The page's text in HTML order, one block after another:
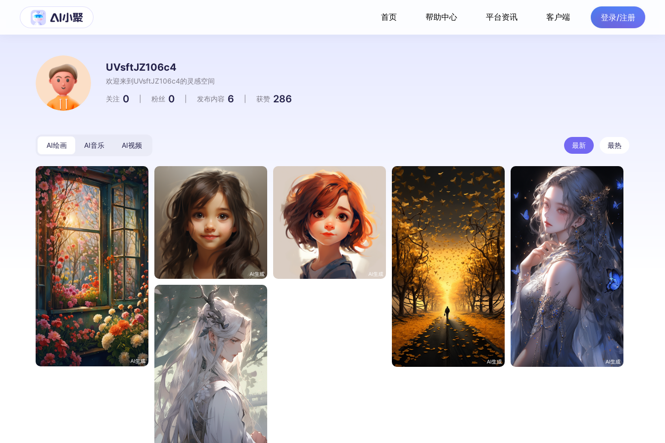
首页 帮助中心 平台资讯 客户端 登录/注册
UVsftJZ106c4
欢迎来到UVsftJZ106c4的灵感空间
关注 0 粉丝 0 发布内容 6 获赞 286
AI绘画 AI音乐 AI视频 最新 最热
UVsftJZ106c4
UVsftJZ106c4 83 UVsftJZ106c4
UVsftJZ106c4 1 UVsftJZ106c4 4